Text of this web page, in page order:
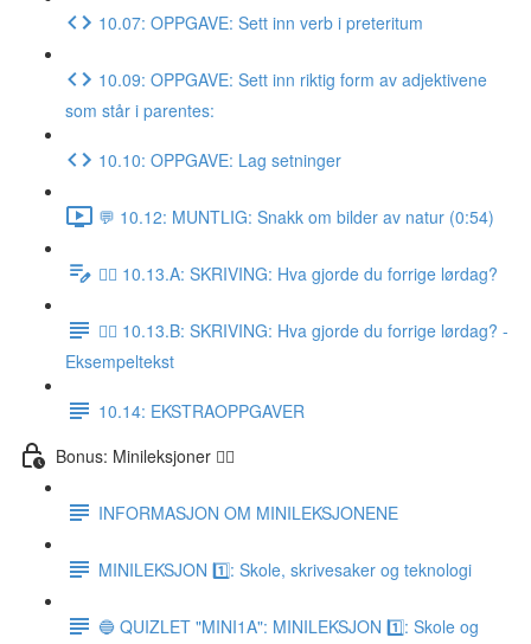
10.07: OPPGAVE: Sett inn verb i preteritum
10.09: OPPGAVE: Sett inn riktig form av adjektivene
som står i parentes:
10.10: OPPGAVE: Lag setninger
💬 10.12: MUNTLIG: Snakk om bilder av natur (0:54)
✍🏼 10.13.A: SKRIVING: Hva gjorde du forrige lørdag?
✍🏼 10.13.B: SKRIVING: Hva gjorde du forrige lørdag? -
Eksempeltekst
10.14: EKSTRAOPPGAVER
Bonus: Minileksjoner 👌🏻
INFORMASJON OM MINILEKSJONENE
MINILEKSJON 1️⃣: Skole, skrivesaker og teknologi
🔵 QUIZLET "MINI1A": MINILEKSJON 1️⃣: Skole og